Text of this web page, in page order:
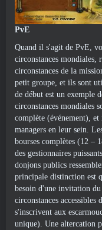
PvE
Quand il s'agit de PvE,
circonstances mondiales,
circonstances de la
petit groupe, et ils sont
de début est un exemple
circonstances mondiales
complète (événement), et
managers en leur sein.
bourses complètes (12 –
des gestionnaires
donjons publics
principale distinction est
besoin d'une invitation
circonstances
s'inscrivent aux
unique). Une altercation